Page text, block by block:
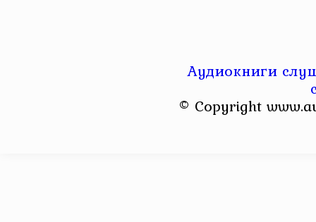
Аудиокниги
© Copyright